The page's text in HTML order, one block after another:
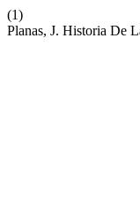
(1)
Planas, J. Historia De